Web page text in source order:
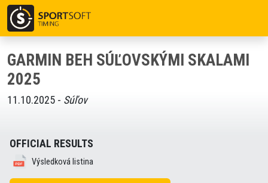
GARMIN BEH SÚĽOVSKÝMI SKALAMI
2025
11.10.2025 - Súľov
OFFICIAL RESULTS
Výsledková listina